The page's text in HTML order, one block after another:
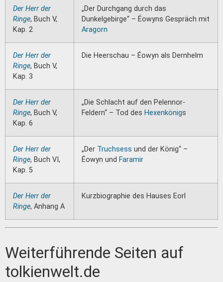
Der Herr der
Ringe, Buch V,
Kap. 2
„Der Durchgang durch das
Dunkelgebirge“ – Éowyns Gespräch mit
Aragorn
Der Herr der
Ringe, Buch V,
Kap. 3
Die Heerschau – Éowyn als Dernhelm
Der Herr der
Ringe, Buch V,
Kap. 6
„Die Schlacht auf den Pelennor-
Feldern“ – Tod des Hexenkönigs
Der Herr der
Ringe, Buch VI,
Kap. 5
„Der Truchsess und der König“ –
Éowyn und Faramir
Der Herr der
Ringe, Anhang A
Kurzbiographie des Hauses Eorl
Weiterführende Seiten auf
tolkienwelt.de